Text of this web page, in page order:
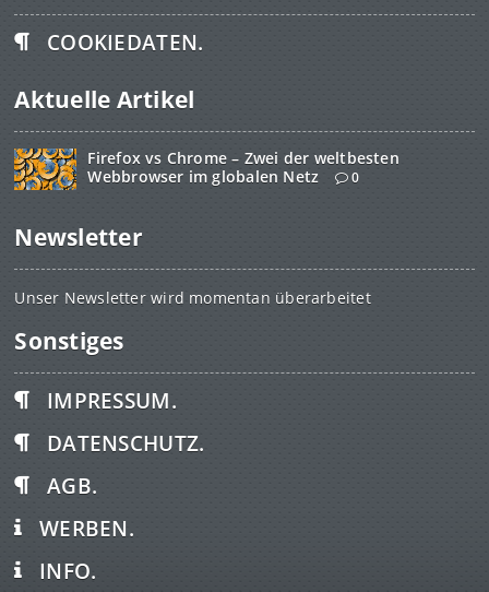
COOKIEDATEN.
Aktuelle Artikel
Firefox vs Chrome – Zwei der weltbesten
Webbrowser im globalen Netz
0
Newsletter
Unser Newsletter wird momentan überarbeitet
Sonstiges
IMPRESSUM.
DATENSCHUTZ.
AGB.
WERBEN.
INFO.